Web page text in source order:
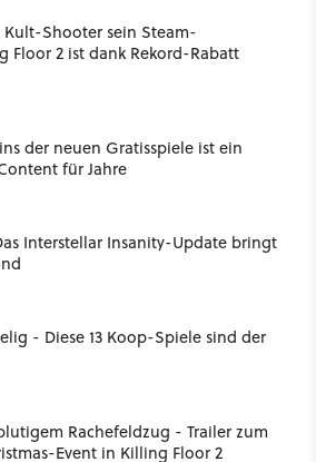
Shooter sein Steam-
Floor 2 ist dank Rekord-Rabatt
der neuen Gratisspiele ist ein
für Jahre
Interstellar Insanity-Update bringt
- Diese 13 Koop-Spiele sind der
Rachefeldzug - Trailer zum
Event in Killing Floor 2